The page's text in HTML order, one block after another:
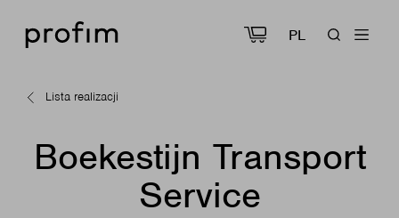
PL
Lista realizacji
Boekestijn Transport
Service